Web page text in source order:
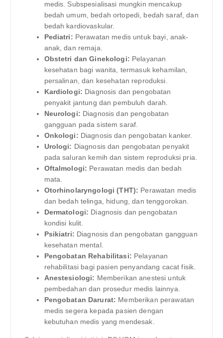
medis. Subspesialisasi mungkin mencakup
bedah umum, bedah ortopedi, bedah saraf, dan
bedah kardiovaskular.
Pediatri: Perawatan medis untuk bayi, anak-
anak, dan remaja.
Obstetri dan Ginekologi: Pelayanan
kesehatan bagi wanita, termasuk kehamilan,
persalinan, dan kesehatan reproduksi.
Kardiologi: Diagnosis dan pengobatan
penyakit jantung dan pembuluh darah.
Neurologi: Diagnosis dan pengobatan
gangguan pada sistem saraf.
Onkologi: Diagnosis dan pengobatan kanker.
Urologi: Diagnosis dan pengobatan penyakit
pada saluran kemih dan sistem reproduksi pria.
Oftalmologi: Perawatan medis dan bedah
mata.
Otorhinolaryngologi (THT): Perawatan medis
dan bedah telinga, hidung, dan tenggorokan.
Dermatologi: Diagnosis dan pengobatan
kondisi kulit.
Psikiatri: Diagnosis dan pengobatan gangguan
kesehatan mental.
Pengobatan Rehabilitasi: Pelayanan
rehabilitasi bagi pasien penyandang cacat fisik.
Anestesiologi: Memberikan anestesi untuk
pembedahan dan prosedur medis lainnya.
Pengobatan Darurat: Memberikan perawatan
medis segera kepada pasien dengan
kebutuhan medis yang mendesak.